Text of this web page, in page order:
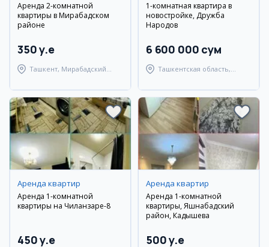
Аренда 2-комнатной
квартиры в Мирабадском
районе
350 y.e
Ташкент, Мирабадский
1-комнатная квартира в
новостройке, Дружба
Народов
6 600 000 сум
Ташкентская область,
Аренда квартир
Аренда 1-комнатной
квартиры на Чиланзаре-8
450 y.e
Аренда квартир
Аренда 1-комнатной
квартиры, Яшнабадский
район, Кадышева
500 y.e